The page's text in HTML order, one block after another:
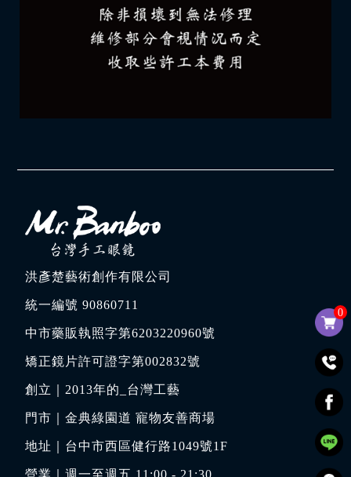
0
洪彥楚藝術創作有限公司
統一編號 90860711
中市藥販執照字第6203220960號
矯正鏡片許可證字第002832號
創立｜2013年的_台灣工藝
門市｜金典綠園道 寵物友善商場
地址｜ 台中市西區健行路1049號1F